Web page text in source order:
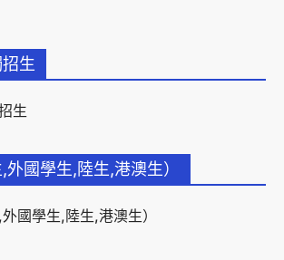
生
生
國學生,陸生,港澳生）
國學生,陸生,港澳生）